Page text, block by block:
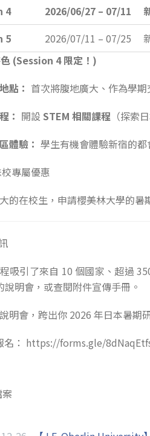
4
2026/06/27 – 07/11
5
2026/07/11 – 07/25
(Session 4 限定！)
點： 首次將腹地廣大、作為學
： 開設 STEM 相關課程（探索
體驗： 學生有機會體驗新宿的
專屬優惠
的在校生，申請櫻美林大學的暑
吸引了來自 10 個國家、超過
說明會，或查閱附件宣傳手冊。
明會，跨出你 2026 年日本暑期
名： https://forms.gle/